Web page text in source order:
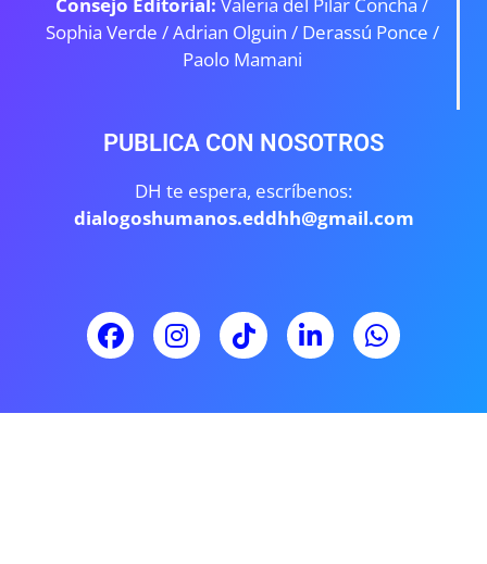
Sophia Verde /Adrian Olguin / Derassú Ponce /
Paolo Mamani
PUBLICA CON NOSOTROS
DH te espera, escríbenos:
dialogoshumanos.eddhh@gmail.com